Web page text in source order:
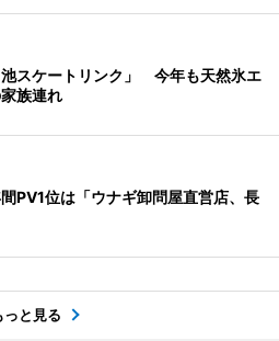
スケートリンク」 今年も天然氷エ
族連れ
PV1位は「ウナギ卸問屋直営店、長
っと見る